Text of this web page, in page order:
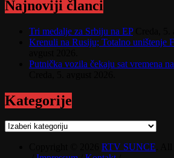
Najnoviji članci
Tri medalje za Srbiju na EP
Krenuli na Rusiju; Totalno uništenje
Putnička vozila čekaju sat vremena
Kategorije
Kategorije
RTV SUNCE